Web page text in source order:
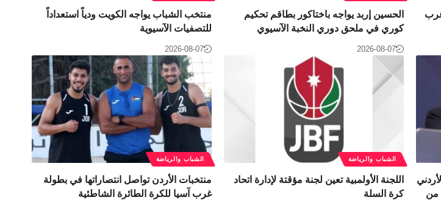
غرب
الحسين إربد يواجه باختاكور بطاقم تحكيم
كوري في ملحق دوري النخبة الآسيوي
2026-08-07
منتخب الشباب يواجه الكويت ودياً استعداداً
للتصفيات الآسيوية
2026-08-07
من
الشباب والرياضة
اللجنة الأولمبية تعين لجنة مؤقتة لإدارة اتحاد
كرة السلة
الشباب والرياضة
منتخبات الأردن تواصل انتصاراتها في بطولة
غرب آسيا للكرة الطائرة الشاطئية